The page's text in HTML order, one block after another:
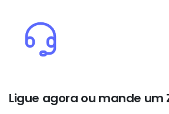
Ligue agora ou mande um